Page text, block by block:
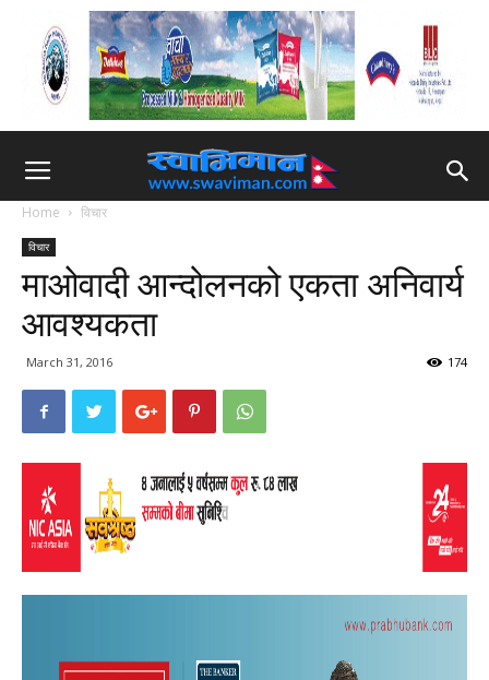
Home विचार
विचार
माओवादी आन्दोलनको एकता अनिवार्य
आवश्यकता
March 31, 2016 174